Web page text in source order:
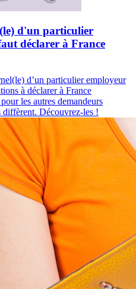
d'un particulier
déclarer à France
d’un particulier employeur
à déclarer à France
les autres demandeurs
diffèrent. Découvrez-les !